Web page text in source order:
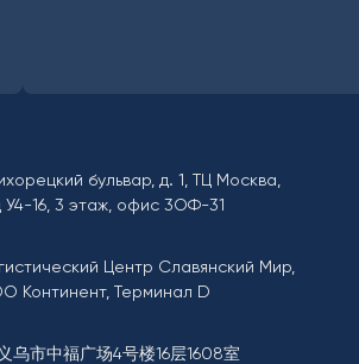
бульвар, д. 1, ТЦ Москва,
У4-16, 3 этаж, офис 3ОФ-31
Центр Славянский Мир,
Континент, Терминал D
乌市中福广场4号楼16层1608室